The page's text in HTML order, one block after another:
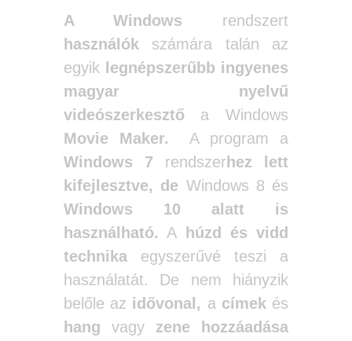
A Windows rendszert
használókszámára talán az
egyik
legnépszerűbb ingyenes
magyar nyelvű
videószerkesztőa Windows
Movie Maker. A program a
Windows 7 rendszer hez
lett
kifejlesztve, de Windows 8 és
Windows 10 alatt is
használható. A
húzd és vidd
technikaegyszerűvé teszi a
használatát. De nem hiányzik
belőle az idővonal, a címek és
hang vagy zene
hozzáadása